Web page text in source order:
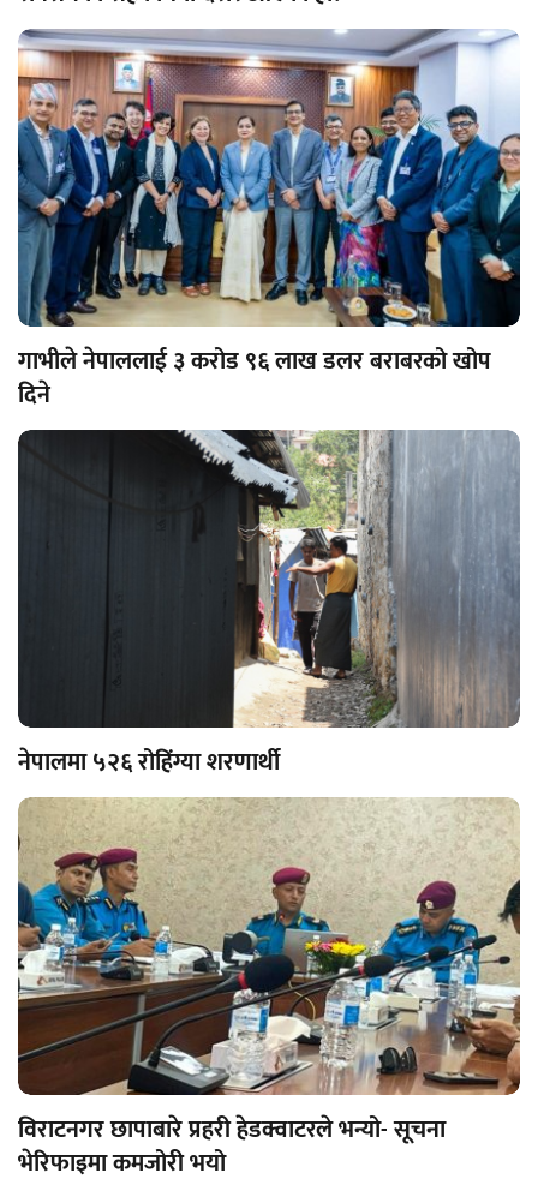
गाभीले नेपाललाई ३ करोड ९६ लाख डलर बराबरको खोप
दिने
नेपालमा ५२६ रोहिंग्या शरणार्थी
विराटनगर छापाबारे प्रहरी हेडक्वाटरले भन्यो- सूचना
भेरिफाइमा कमजोरी भयो